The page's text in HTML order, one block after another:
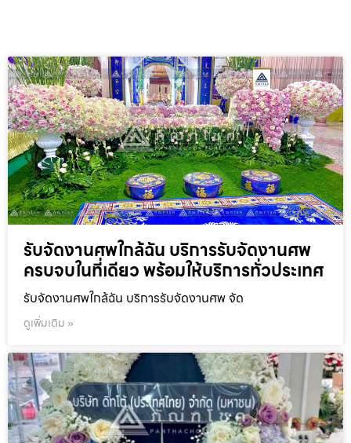
รับจัดงานศพใกล้ฉัน บริการรับจัดงานศพ
ครบจบในที่เดียว พร้อมให้บริการทั่วประเทศ
รับจัดงานศพใกล้ฉัน บริการรับจัดงานศพ จัด
ดูเพิ่มเติม »